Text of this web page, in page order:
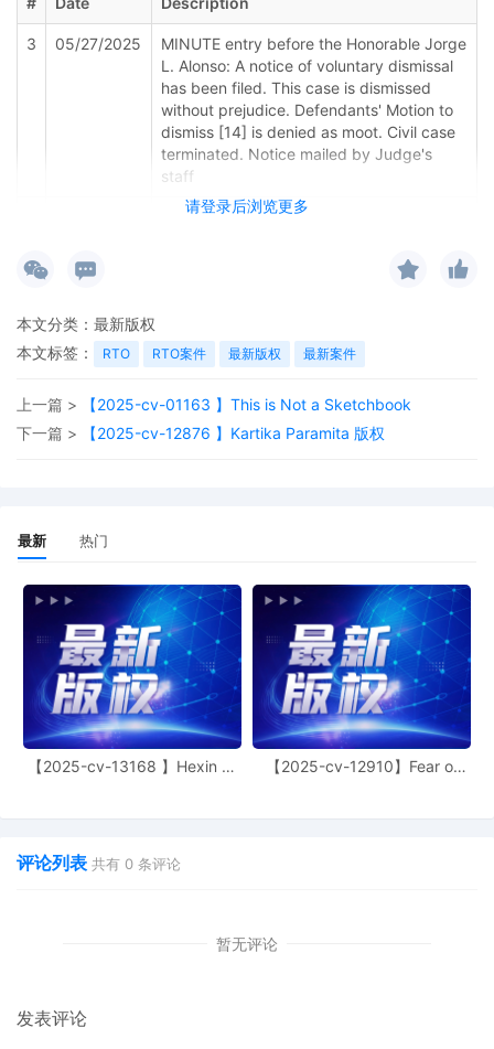
请登录后浏览更多
3 05/27/2025
MINUTE entry before the Honorable Jorge
L. Alonso: A notice of voluntary dismissal
has been filed. This case is dismissed
without prejudice. Defendants' Motion to
dismiss [14] is denied as moot. Civil case
terminated. Notice mailed by Judge's
staff
MOTION by Defendants Kika Scott, Kristi
1 02/19/2025
COMPLAINT for Declaratory Relief filed
本文分类： 最新版权
本文标签：
RTO RTO案件 最新版权 最新案件
上一篇 >
【2025-cv-01163 】This is Not a Sketchbook
下一篇 >
【2025-cv-12876 】Kartika Paramita 版权
最新 热门
【2025-cv-13168 】Hexin 塑
【2025-cv-12910】Fear of
评论列表 共有 0 条评论
暂无评论
发表评论